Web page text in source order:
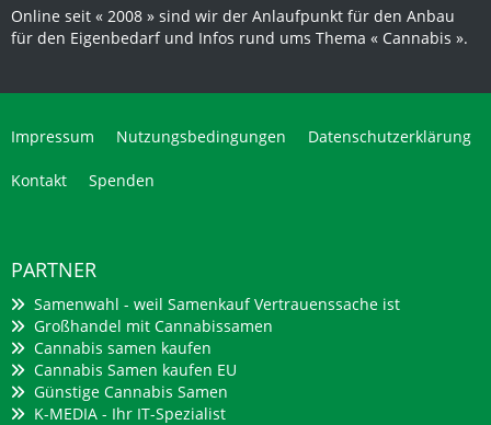
Online seit « 2008 » sind wir der Anlaufpunkt für den Anbau
für den Eigenbedarf und Infos rund ums Thema « Cannabis ».
Impressum Nutzungsbedingungen Datenschutzerklärung
Kontakt Spenden
PARTNER
Samenwahl - weil Samenkauf Vertrauenssache ist
Großhandel mit Cannabissamen
Cannabis samen kaufen
Cannabis Samen kaufen EU
Günstige Cannabis Samen
K-MEDIA - Ihr IT-Spezialist